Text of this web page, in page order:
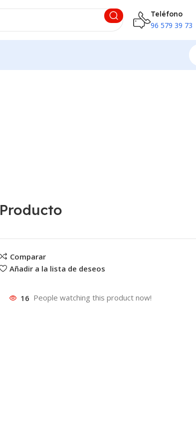
Teléfono
96 579 39 73
Producto
Comparar
Añadir a la lista de deseos
16 People watching this product now!